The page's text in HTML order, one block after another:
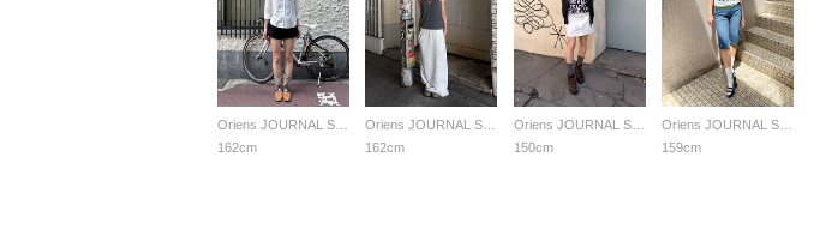
162cm
162cm
Oriens JOURNAL STANDARD LADYS
150cm
Oriens JOURNAL STANDARD LADYS
159cm